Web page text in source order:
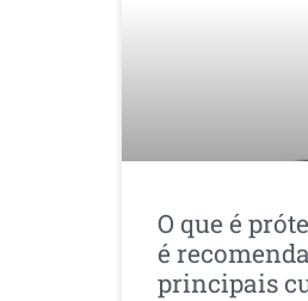
O que é
é
principais